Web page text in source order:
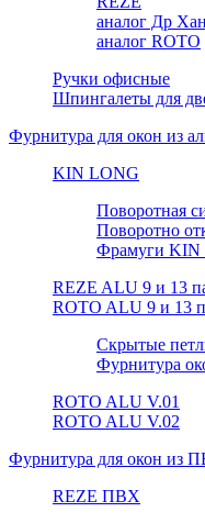
аналог Др Хан
аналог ROTO
Ручки офисные
Шпингалеты для
Фурнитура для окон из
KIN LONG
Поворотная
Поворотно
Фрамуги KIN
REZE ALU 9 и 13
ROTO ALU 9 и 13
Скрытые
Фурнитура
ROTO ALU V.01
ROTO ALU V.02
Фурнитура для окон из
REZE ПВХ